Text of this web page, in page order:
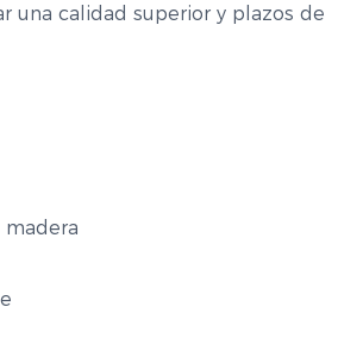
una calidad superior y plazos de